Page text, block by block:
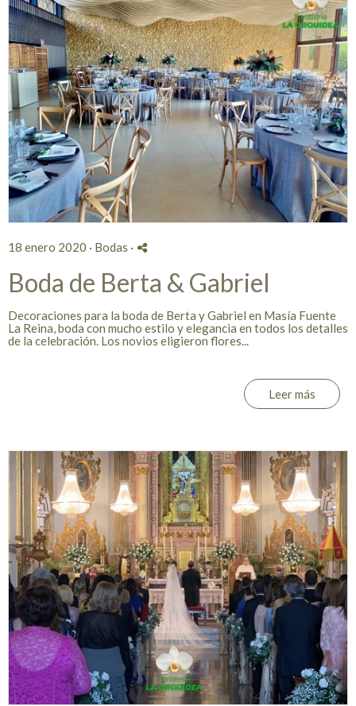
18 enero 2020 · Bodas ·
Boda de Berta & Gabriel
Decoraciones para la boda de Berta y Gabriel en Masía Fuente
La Reina, boda con mucho estilo y elegancia en todos los detalles
de la celebración. Los novios eligieron flores...
Leer más